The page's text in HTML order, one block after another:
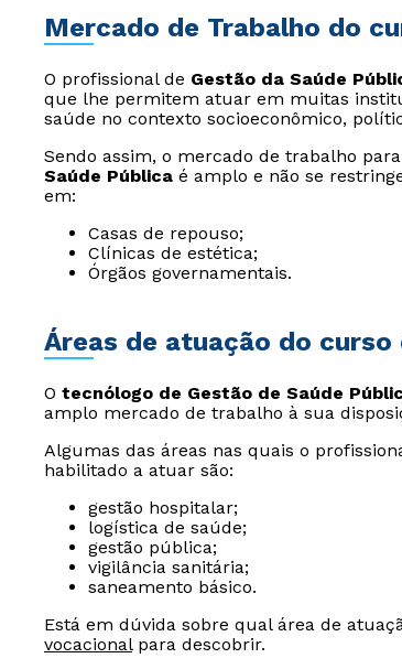
Mercado de Trabalho do
O profissional de Gestão da Saúde
que lhe permitem atuar em muitas
saúde no contexto socioeconômico,
Sendo assim, o mercado de trabalho
Saúde Pública é amplo e não se
em:
Casas de repouso;
Clínicas de estética;
Órgãos governamentais.
Áreas de atuação do
O tecnólogo de Gestão de Saúde
amplo mercado de trabalho à sua
Algumas das áreas nas quais o
habilitado a atuar são:
gestão hospitalar;
logística de saúde;
gestão pública;
vigilância sanitária;
saneamento básico.
Está em dúvida sobre qual área de
vocacionalpara descobrir.